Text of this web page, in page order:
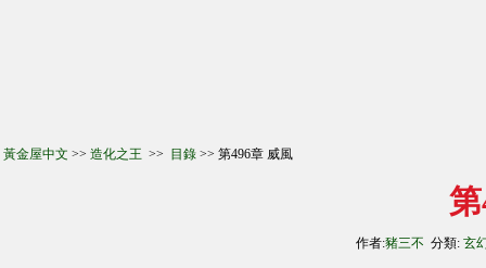
黃金屋中文 >> 造化之王 >> 目錄 >> 第496章 威風
作者:豬三不 分類: 玄